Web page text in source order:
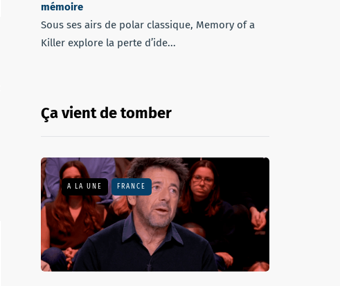
mémoire
Sous ses airs de polar classique, Memory of a
Killer explore la perte d’ide...
Ça vient de tomber
A LA UNE FRANCE